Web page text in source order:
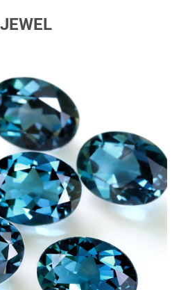
JEWEL